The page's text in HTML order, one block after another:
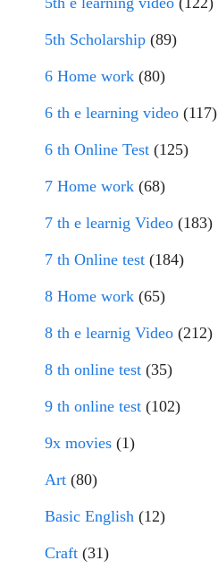
5th Scholarship (89)
6 Home work (80)
6 th e learning video (117)
6 th Online Test (125)
7 Home work (68)
7 th e learnig Video (183)
7 th Online test (184)
8 Home work (65)
8 th e learnig Video (212)
8 th online test (35)
9 th online test (102)
9x movies (1)
Art (80)
Basic English (12)
Craft (31)